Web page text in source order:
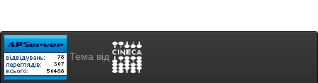
Тема від